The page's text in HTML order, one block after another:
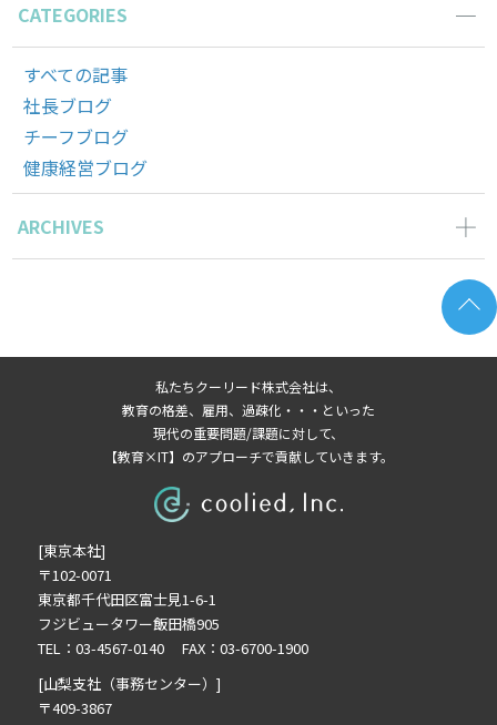
CATEGORIES
すべての記事
社長ブログ
チーフブログ
健康経営ブログ
ARCHIVES
2026年2月の記事一覧(3)
2026年1月の記事一覧(3)
2025年11月の記事一覧(2)
2025年10月の記事一覧(1)
2025年9月の記事一覧(1)
2025年8月の記事一覧(2)
2025年7月の記事一覧(3)
2025年6月の記事一覧(3)
2025年4月の記事一覧(1)
2025年3月の記事一覧(1)
2025年2月の記事一覧(1)
私たちクーリード株式会社は、
教育の格差、雇用、過疎化・・・といった
現代の重要問題/課題に対して、
【教育×IT】のアプローチで貢献していきます。
[東京本社]
〒102-0071
東京都千代田区富士見1-6-1
フジビュータワー飯田橋905
TEL：03-4567-0140 FAX：03-6700-1900
[山梨支社（事務センター）]
〒409-3867